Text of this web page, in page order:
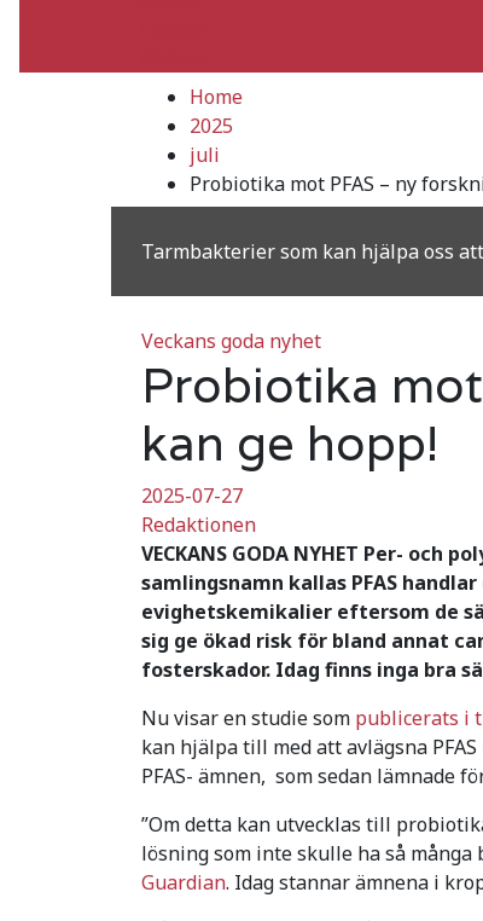
Home
2025
juli
Probiotika mot PFAS – ny
Tarmbakterier som kan hjälpa oss
Veckans goda nyhet
Probiotika
kan ge hopp!
2025-07-27
Redaktionen
VECKANS GODA NYHET Per- och
samlingsnamn kallas PFAS
evighetskemikalier eftersom de
sig ge ökad risk för bland annat
fosterskador. Idag finns inga bra
Nu visar en studie som publicerats i
kan hjälpa till med att avlägsna
PFAS- ämnen, som sedan lämnade
”Om detta kan utvecklas till
lösning som inte skulle ha så
Guardian. Idag stannar ämnena i